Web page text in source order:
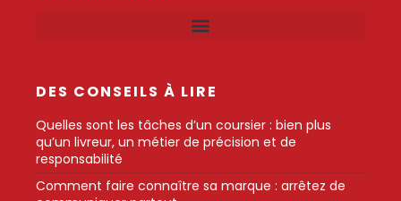
DES CONSEILS À LIRE
Quelles sont les tâches d’un coursier : bien plus
qu’un livreur, un métier de précision et de
responsabilité
Comment faire connaître sa marque : arrêtez de